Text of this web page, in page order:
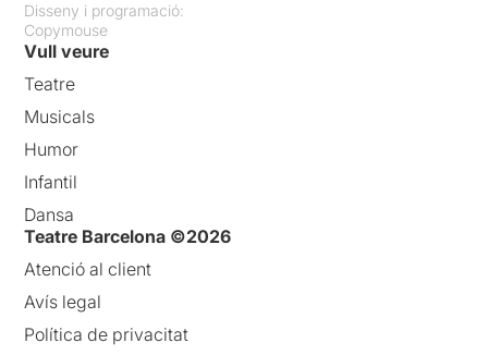
Disseny i programació:
Copymouse
Vull veure
Teatre
Musicals
Humor
Infantil
Dansa
Teatre Barcelona ©2026
Atenció al client
Avís legal
Política de privacitat